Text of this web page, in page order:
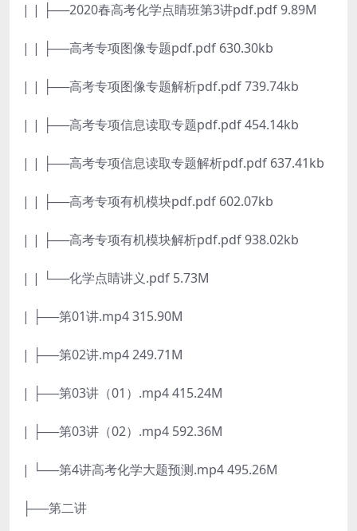
| | ├──2020春高考化学点睛班第3讲pdf.pdf 9.89M
| | ├──高考专项图像专题pdf.pdf 630.30kb
| | ├──高考专项图像专题解析pdf.pdf 739.74kb
| | ├──高考专项信息读取专题pdf.pdf 454.14kb
| | ├──高考专项信息读取专题解析pdf.pdf 637.41kb
| | ├──高考专项有机模块pdf.pdf 602.07kb
| | ├──高考专项有机模块解析pdf.pdf 938.02kb
| | └──化学点睛讲义.pdf 5.73M
| ├──第01讲.mp4 315.90M
| ├──第02讲.mp4 249.71M
| ├──第03讲（01）.mp4 415.24M
| ├──第03讲（02）.mp4 592.36M
| └──第4讲高考化学大题预测.mp4 495.26M
├──第二讲